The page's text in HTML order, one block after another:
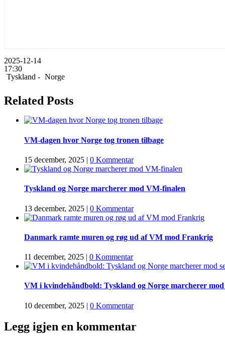
2025-12-14
17:30
Tyskland - Norge
Related Posts
VM-dagen hvor Norge tog tronen tilbage
15 december, 2025 | 0 Kommentar
Tyskland og Norge marcherer mod VM-finalen
13 december, 2025 | 0 Kommentar
Danmark ramte muren og røg ud af VM mod Frankrig
11 december, 2025 | 0 Kommentar
VM i kvindehåndbold: Tyskland og Norge marcherer mod
10 december, 2025 | 0 Kommentar
Legg igjen en kommentar